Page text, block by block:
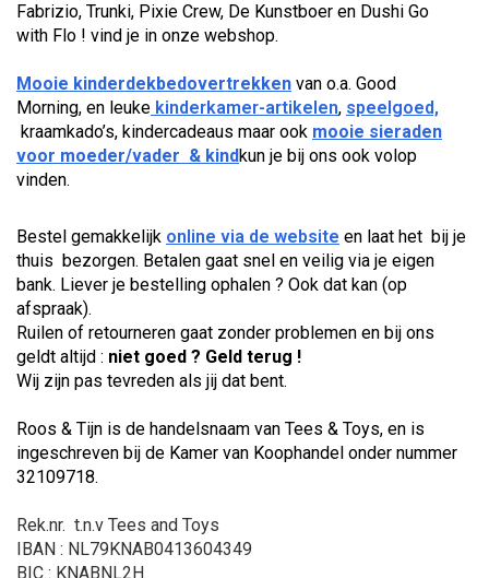
Fabrizio, Trunki, Pixie Crew, De Kunstboer en Dushi Go
with Flo ! vind je in onze webshop.
Mooie kinderdekbedovertrekken van o.a. Good
Morning, en leuke kinderkamer-artikelen, speelgoed,
kraamkado’s, kindercadeaus maar ook mooie sieraden
voor moeder/vader & kindkun je bij ons ook volop
vinden.
Bestel gemakkelijk online via de website en laat het bij je
thuis bezorgen. Betalen gaat snel en veilig via je eigen
bank. Liever je bestelling ophalen ? Ook dat kan (op
afspraak).
Ruilen of retourneren gaat zonder problemen en bij ons
geldt altijd : niet goed ? Geld terug !
Wij zijn pas tevreden als jij dat bent.
Roos & Tijn is de handelsnaam van Tees & Toys, en is
ingeschreven bij de Kamer van Koophandel onder nummer
32109718.
Rek.nr. t.n.v Tees and Toys
IBAN : NL79KNAB0413604349
BIC : KNABNL2H